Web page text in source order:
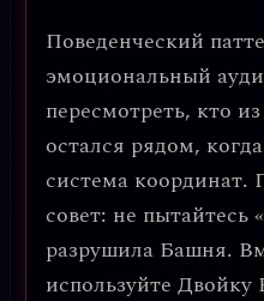
Поведенческий
эмоциональный
пересмотреть, кто
остался рядом,
система координат.
совет: не пытайтесь
разрушила Башня.
используйте Двойку